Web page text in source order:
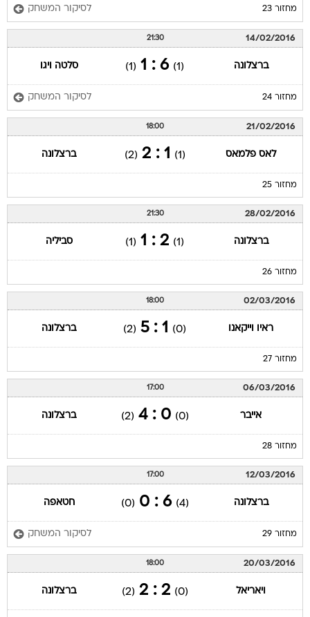
מחזור 23 לסיקור המשחק
14/02/2016
21:30
ברצלונה (1)
6 : 1
(1) סלטה ויגו
מחזור 24 לסיקור המשחק
21/02/2016
18:00
לאס פלמאס (1)
1 : 2
(2) ברצלונה
מחזור 25
28/02/2016
21:30
ברצלונה (1)
2 : 1
(1) סביליה
מחזור 26
02/03/2016
18:00
ראיו וייקאנו (0)
1 : 5
(2) ברצלונה
מחזור 27
06/03/2016
17:00
אייבר (0)
0 : 4
(2) ברצלונה
מחזור 28
12/03/2016
17:00
ברצלונה (4)
6 : 0
(0) חטאפה
מחזור 29 לסיקור המשחק
20/03/2016
18:00
ויאריאל (0)
2 : 2
(2) ברצלונה